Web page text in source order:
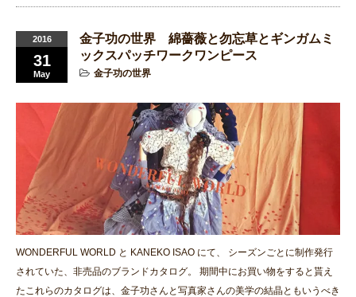
2016
31
May
金子功の世界 綿薔薇と勿忘草とギンガムミ
ックスパッチワークワンピース
金子功の世界
WONDERFUL WORLD と KANEKO ISAO にて、 シーズンごとに制作発行
されていた、非売品のブランドカタログ。 期間中にお買い物をすると貰え
たこれらのカタログは、金子功さんと写真家さんの美学の結晶ともいうべき